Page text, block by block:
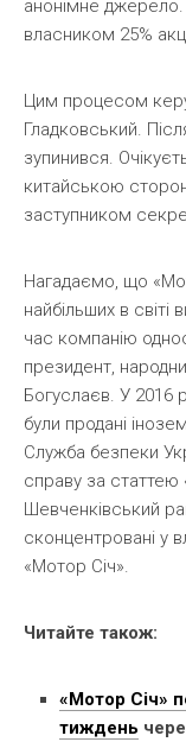
анонімне
власником 25%
Цим процесом
Гладковський.
зупинився.
китайською
заступником
Нагадаємо, що
найбільших в світі
час компанію
президент,
Богуслаєв. У 2016
були продані
Служба безпеки
справу за статтею
Шевченківський
сконцентровані у
«Мотор Січ».
Читайте також:
«Мотор Січ»
тиждень